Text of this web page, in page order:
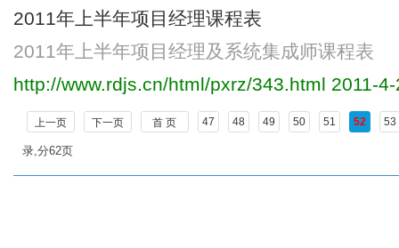
2011年上半年项目经理课程表
2011年上半年项目经理及系统集成师课程表
http://www.rdjs.cn/html/pxrz/343.html 2011-
上一页 下一页 首 页 47 48 49 50 51 52 53
录,分62页